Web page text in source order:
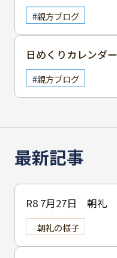
最新記事
R8 7月27日 朝礼
朝礼の様子
親方ブログ
日めくりカレンダー
親方ブログ